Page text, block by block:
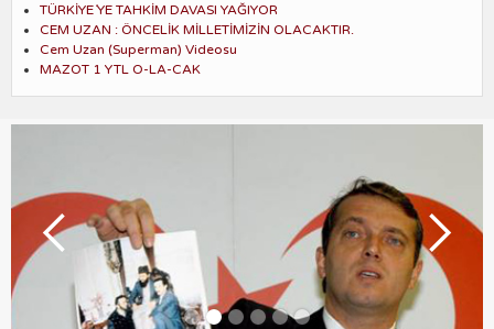
TÜRKİYE´YE TAHKİM DAVASI YAĞIYOR
CEM UZAN : ÖNCELİK MİLLETİMİZİN OLACAKTIR.
Cem Uzan (Superman) Videosu
MAZOT 1 YTL O-LA-CAK